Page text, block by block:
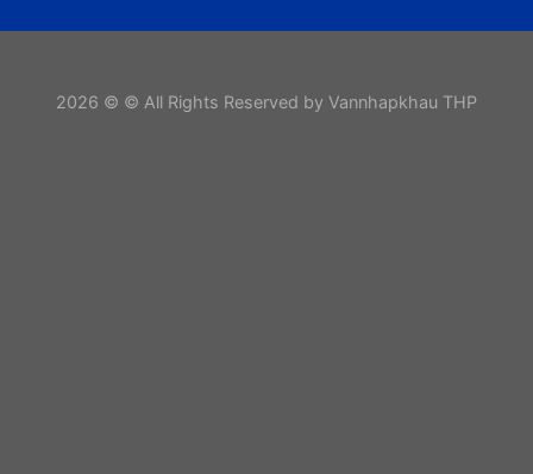
2026 © © All Rights Reserved by Vannhapkhau THP